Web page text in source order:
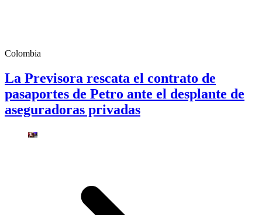
Colombia
La Previsora rescata el contrato de
pasaportes de Petro ante el desplante de
aseguradoras privadas